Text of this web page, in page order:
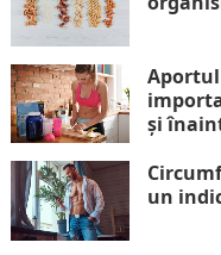
și
un